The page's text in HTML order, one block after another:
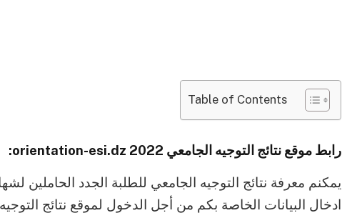
Table of Contents
رابط موقع نتائج التوجيه الجامعي 2022 orientation-esi.dz:
يمكنم معرفة نتائج التوجيه الجامعي للطلبة الجدد الحاملين
ادخال البيانات الخاصة بكم من أجل الدخول لموقع نتائج